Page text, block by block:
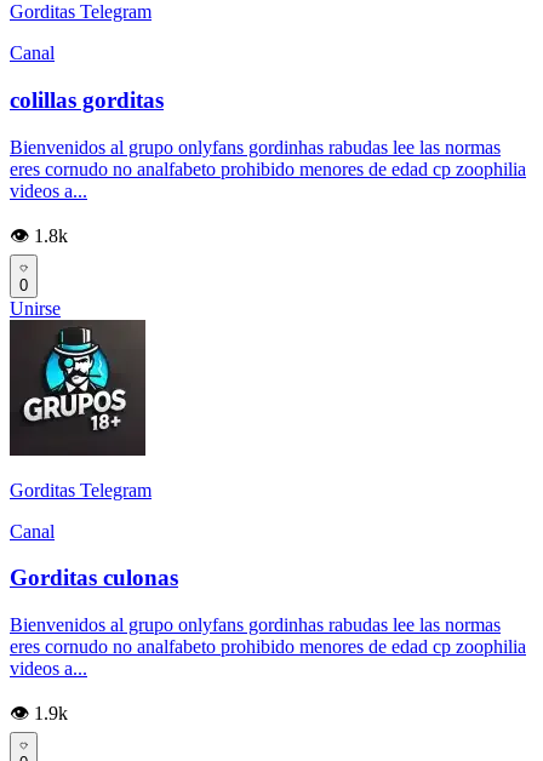
Gorditas Telegram
Canal
colillas gorditas
Bienvenidos al grupo onlyfans gordinhas rabudas lee las normas
eres cornudo no analfabeto prohibido menores de edad cp zoophilia
videos a...
👁️ 1.8k
0
Unirse
Gorditas Telegram
Canal
Gorditas culonas
Bienvenidos al grupo onlyfans gordinhas rabudas lee las normas
eres cornudo no analfabeto prohibido menores de edad cp zoophilia
videos a...
👁️ 1.9k